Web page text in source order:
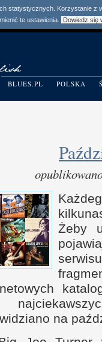
statystycznych. Korzystanie
te ustawienia.
Dowiedz się
BLUES.PL POLSKA
Żeby
na